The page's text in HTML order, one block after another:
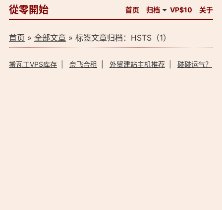
從零開始 首页 归档 VP$10 关于
首页 » 全部文章» 标签文章归档：HSTS（1）
搬瓦工VPS库存| 奈飞合租 外贸建站主机推荐| 碰碰运气？